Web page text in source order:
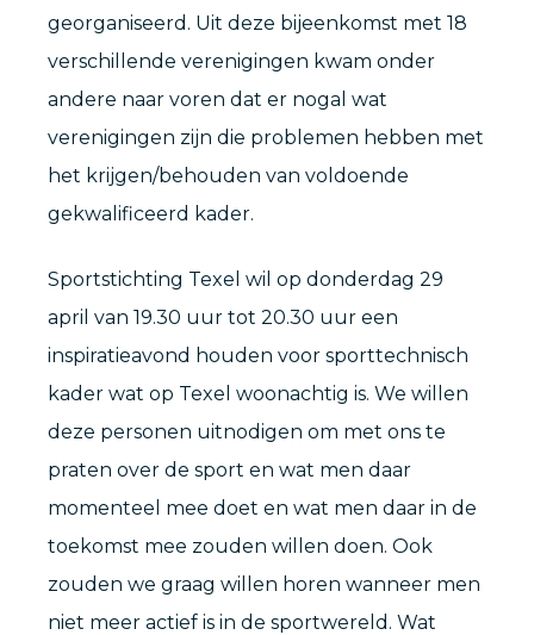
georganiseerd. Uit deze bijeenkomst met 18
verschillende verenigingen kwam onder
andere naar voren dat er nogal wat
verenigingen zijn die problemen hebben met
het krijgen/behouden van voldoende
gekwalificeerd kader.
Sportstichting Texel wil op donderdag 29
april van 19.30 uur tot 20.30 uur een
inspiratieavond houden voor sporttechnisch
kader wat op Texel woonachtig is. We willen
deze personen uitnodigen om met ons te
praten over de sport en wat men daar
momenteel mee doet en wat men daar in de
toekomst mee zouden willen doen. Ook
zouden we graag willen horen wanneer men
niet meer actief is in de sportwereld. Wat